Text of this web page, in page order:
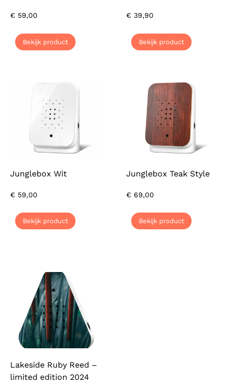
€ 59,00
Bekijk product
€ 39,90
Bekijk product
Junglebox Wit
€ 59,00
Bekijk product
Junglebox Teak Style
€ 69,00
Bekijk product
Lakeside Ruby Reed –
limited edition 2024